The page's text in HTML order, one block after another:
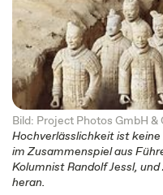
Bild: Project Photos GmbH &
Hochverlässlichkeit ist
im Zusammenspiel aus
Kolumnist Randolf Jessl,
heran.